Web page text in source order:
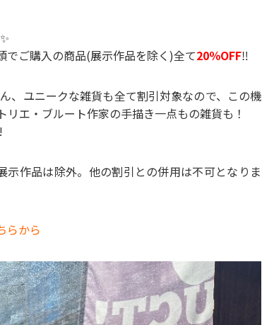
でご購入の商品(展示作品を除く)全て20％OFF‼️
、ユニークな雑貨も全て割引対象なので、この機
エ・ブルート作家の手描き一点もの雑貨も！
作品は除外。他の割引との併用は不可となりま
らから